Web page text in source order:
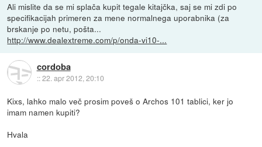
Ali mislite da se mi splača kupit tegale kitajčka, saj se mi zdi po
specifikacijah primeren za mene normalnega uporabnika (za
brskanje po netu, pošta...
http://www.dealextreme.com/p/onda-vi10-...
cordoba
::22. apr 2012, 20:10
Kixs, lahko malo več prosim poveš o Archos 101 tablici, ker jo
imam namen kupiti?
Hvala